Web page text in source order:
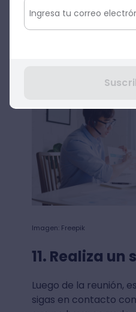
preguntas de
Imagen: Freepik
11. Realiza
Luego de la reunión,
sigas en contacto